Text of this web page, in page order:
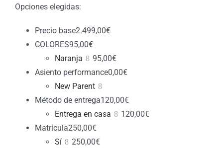
Opciones elegidas:
Precio base2.499,00€
COLORES95,00€
Naranja
95,00€
Asiento performance0,00€
New Parent
Método de entrega120,00€
Entrega en casa
120,00€
Matrícula250,00€
Sí
250,00€